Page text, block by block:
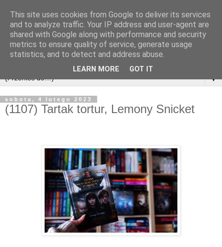
▼
sobota, 4 lutego 2023
(1107) Tartak tortur, Lemony Snicket
This site uses cookies from Google to deliver its services
and to analyze traffic. Your IP address and user-agent are
shared with Google along with performance and security
metrics to ensure quality of service, generate usage
statistics, and to detect and address abuse.
LEARN MORE GOT IT